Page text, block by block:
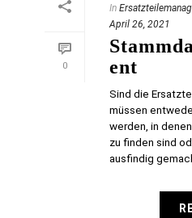
0
In
April 26, 2021
ent
Sind die
müssen
werden, in
zu finden sind
ausfindig